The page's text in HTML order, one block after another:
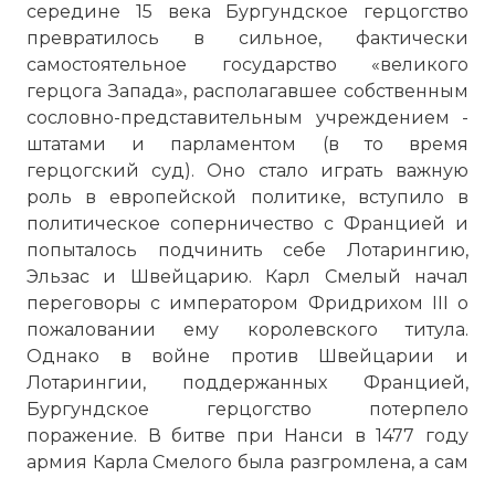
середине 15 века Бургундское герцогство
превратилось в сильное, фактически
самостоятельное государство «великого
герцога Запада», располагавшее собственным
сословно-представительным учреждением -
штатами и парламентом (в то время
герцогский суд). Оно стало играть важную
роль в европейской политике, вступило в
политическое соперничество с Францией и
попыталось подчинить себе Лотарингию,
Эльзас и Швейцарию. Карл Смелый начал
переговоры с императором Фридрихом III о
пожаловании ему королевского титула.
Однако в войне против Швейцарии и
Лотарингии, поддержанных Францией,
Бургундское герцогство потерпело
поражение. В битве при Нанси в 1477 году
армия Карла Смелого была разгромлена, а сам